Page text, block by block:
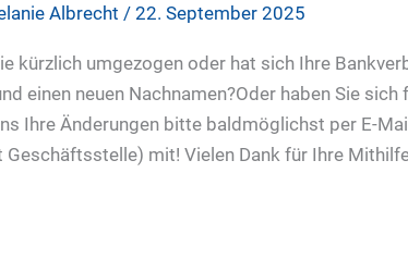
Albrecht / 22. September 2025
kürzlich umgezogen oder hat sich Ihre
einen neuen Nachnamen?Oder haben Sie sich
Ihre Änderungen bitte baldmöglichst per E-
mit! Vielen Dank für Ihre